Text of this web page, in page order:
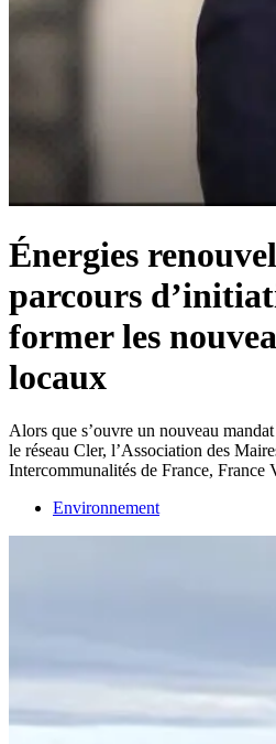
Énergies
parcours
former les
locaux
Alors que s’ouvre un nouveau
le réseau Cler, l’Association des
Intercommunalités de France, France
Environnement